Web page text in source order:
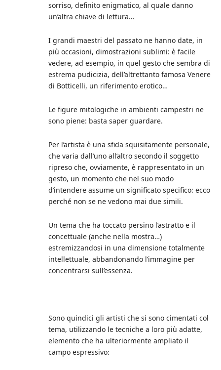
sorriso, definito enigmatico, al quale danno
un’altra chiave di lettura…
I grandi maestri del passato ne hanno date, in
più occasioni, dimostrazioni sublimi: è facile
vedere, ad esempio, in quel gesto che sembra di
estrema pudicizia, dell’altrettanto famosa Venere
di Botticelli, un riferimento erotico…
Le figure mitologiche in ambienti campestri ne
sono piene: basta saper guardare.
Per l’artista è una sfida squisitamente personale,
che varia dall’uno all’altro secondo il soggetto
ripreso che, ovviamente, è rappresentato in un
gesto, un momento che nel suo modo
d’intendere assume un significato specifico: ecco
perché non se ne vedono mai due simili.
Un tema che ha toccato persino l’astratto e il
concettuale (anche nella mostra…)
estremizzandosi in una dimensione totalmente
intellettuale, abbandonando l’immagine per
concentrarsi sull’essenza.
Sono quindici gli artisti che si sono cimentati col
tema, utilizzando le tecniche a loro più adatte,
elemento che ha ulteriormente ampliato il
campo espressivo: